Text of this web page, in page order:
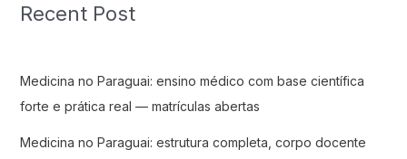
Recent Post
Medicina no Paraguai: ensino médico com base científica
forte e prática real — matrículas abertas
Medicina no Paraguai: estrutura completa, corpo docente